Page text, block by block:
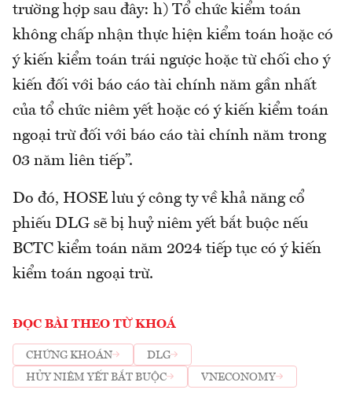
trường hợp sau đây: h) Tổ chức kiểm toán
không chấp nhận thực hiện kiểm toán hoặc có
ý kiến kiểm toán trái ngược hoặc từ chối cho ý
kiến đối với báo cáo tài chính năm gần nhất
của tổ chức niêm yết hoặc có ý kiến kiểm toán
ngoại trừ đối với báo cáo tài chính năm trong
03 năm liên tiếp”.
Do đó, HOSE lưu ý công ty về khả năng cổ
phiếu DLG sẽ bị huỷ niêm yết bắt buộc nếu
BCTC kiểm toán năm 2024 tiếp tục có ý kiến
kiểm toán ngoại trừ.
ĐỌC BÀI THEO TỪ KHOÁ
CHỨNG KHOÁN
DLG
HỦY NIÊM YẾT BẮT BUỘC
VNECONOMY